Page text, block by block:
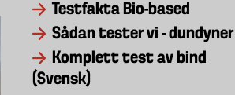
Testfakta Bio-based
Sådan tester vi - dundyner
Komplett test av bind
(Svensk)